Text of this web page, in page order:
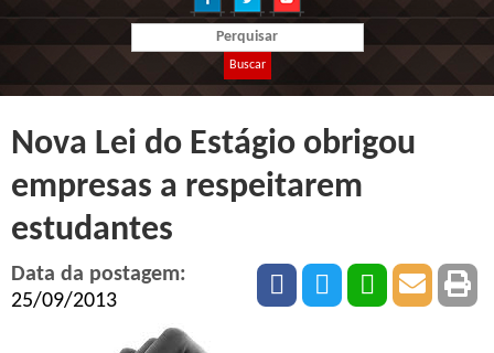
Buscar
Nova Lei do Estágio obrigou
empresas a respeitarem
estudantes
Data da postagem:
25/09/2013